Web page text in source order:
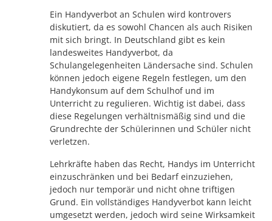
Ein Handyverbot an Schulen wird kontrovers
diskutiert, da es sowohl Chancen als auch Risiken
mit sich bringt. In Deutschland gibt es kein
landesweites Handyverbot, da
Schulangelegenheiten Ländersache sind. Schulen
können jedoch eigene Regeln festlegen, um den
Handykonsum auf dem Schulhof und im
Unterricht zu regulieren. Wichtig ist dabei, dass
diese Regelungen verhältnismäßig sind und die
Grundrechte der Schülerinnen und Schüler nicht
verletzen.
Lehrkräfte haben das Recht, Handys im Unterricht
einzuschränken und bei Bedarf einzuziehen,
jedoch nur temporär und nicht ohne triftigen
Grund. Ein vollständiges Handyverbot kann leicht
umgesetzt werden, jedoch wird seine Wirksamkeit